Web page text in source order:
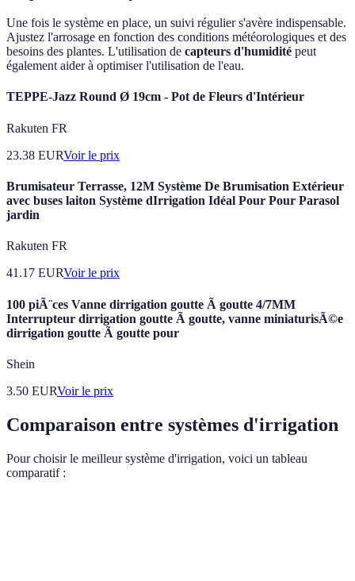
Une fois le système en place, un suivi régulier s'avère indispensable.
Ajustez l'arrosage en fonction des conditions météorologiques et des
besoins des plantes. L'utilisation de capteurs d'humidité peut
également aider à optimiser l'utilisation de l'eau.
TEPPE-Jazz Round Ø 19cm - Pot de Fleurs d'Intérieur
Rakuten FR
23.38 EURVoir le prix
Brumisateur Terrasse, 12M Système De Brumisation Extérieur
avec buses laiton Système dIrrigation Idéal Pour Pour Parasol
jardin
Rakuten FR
41.17 EURVoir le prix
100 piÃ¨ces Vanne dirrigation goutte Ã goutte 4/7MM
Interrupteur dirrigation goutte Ã goutte, vanne miniaturisÃ©e
dirrigation goutte Ã goutte pour
Shein
3.50 EURVoir le prix
Comparaison entre systèmes d'irrigation
Pour choisir le meilleur système d'irrigation, voici un tableau
comparatif :